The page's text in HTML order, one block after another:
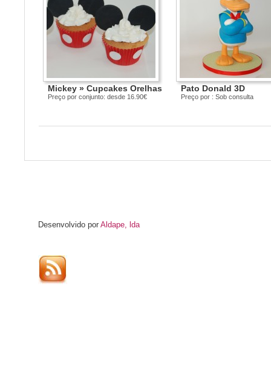
Mickey » Cupcakes Orelhas
Preço por conjunto: desde 16.90€
Pato Donald 3D
Preço por : Sob consulta
Desenvolvido por Aldape, lda